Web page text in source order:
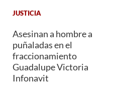
JUSTICIA
Asesinan a hombre a
puñaladas en el
fraccionamiento
Guadalupe Victoria
Infonavit